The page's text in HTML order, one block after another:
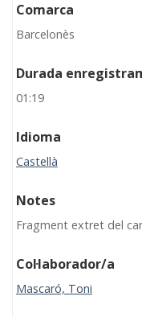
Comarca
Barcelonès
Durada
01:19
Idioma
Castellà
Notes
Fragment extret del
Col·laborador/a
Mascaró, Toni